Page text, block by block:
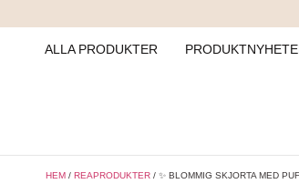
ALLA PRODUKTER
HEM / REAPRODUKTER / ✨ BLOMMIG SKJORTA MED